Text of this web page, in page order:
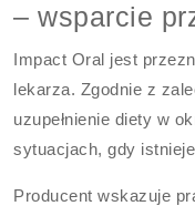
– wsparcie
Impact Oral jest
lekarza. Zgodnie z
uzupełnienie diety w
sytuacjach, gdy
Producent wskazuje